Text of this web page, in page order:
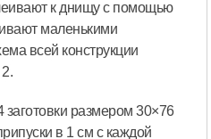
к днищу с помощью
маленькими
всей конструкции
размером 30×76
в 1 см с каждой